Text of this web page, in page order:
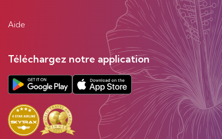
Aide
Téléchargez notre application